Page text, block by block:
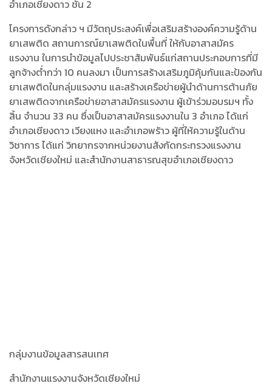
อำเภอเชียงดาว ชั้น 2
โครงการดังกล่าว ฯ มีวัตถุประสงค์เพื่อเสริมสร้างองค์ความรู้ด้าน
ยาเสพติด สถานการณ์ยาเสพติดในพื้นที่ ให้กับอาสาสมัคร
แรงงาน ในการนำข้อมูลไปประชาสัมพันธ์แก่สถานประกอบการที่มี
ลูกจ้างต่ำกว่า 10 คนลงมา เป็นการสร้างเสริมภูมิคุ้มกันและป้องกัน
ยาเสพติดในกลุ่มแรงงาน และสร้างเครือข่ายผู้นำด้านการต้านภัย
ยาเสพติดจากเครือข่ายอาสาสมัครแรงงาน ผู้เข้าร่วมอบรมฯ ทั้ง
สิ้น จำนวน 33 คน ซึ่งเป็นอาสาสมัครแรงงานใน 3 อำเภอ ได้แก่
อำเภอเชียงดาว เวียงแหง และอำเภอพร้าว ผู้ที่ให้ความรู้ในด้าน
วิชาการ ได้แก่ วิทยากรจากหน่วยงานสังกัดกระทรวงแรงงาน
จังหวัดเชียงใหม่ และสำนักงานสาธารณสุขอำเภอเชียงดาว
กลุ่มงานข้อมูลสารสนเทศ
สำนักงานแรงงานจังหวัดเชียงใหม่